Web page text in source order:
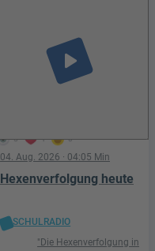
5 1 0
play_arrow
04. Aug. 2026 · 04:05 Min
Hexenverfolgung heute
SCHULRADIO
"Die Hexenverfolgung in